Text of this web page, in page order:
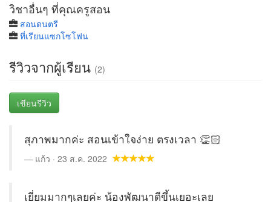
วิชาอื่นๆ ที่คุณครูสอน
สอนดนตรี
ที่เรียนแซกโซโฟน
รีวิวจากผู้เรียน (2)
เขียนรีวิว
สุภาพมากค่ะ สอนเข้าใจง่าย ตรงเวลา 👏🏻
แก้ว · 23 ส.ค. 2022
เยี่ยมมากๆเลยค่ะ น้องพัฒนาดีขึ้นเยอะเลย